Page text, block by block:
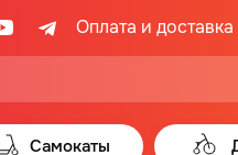
Оплата и доставка
Самокаты